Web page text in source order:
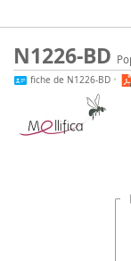
N1226-BD
fiche de N1226-BD •